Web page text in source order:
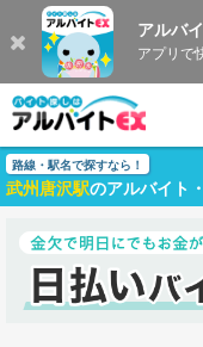
アルバ
アプリで
路線・駅名で探すなら！
武州唐沢駅のアルバイト